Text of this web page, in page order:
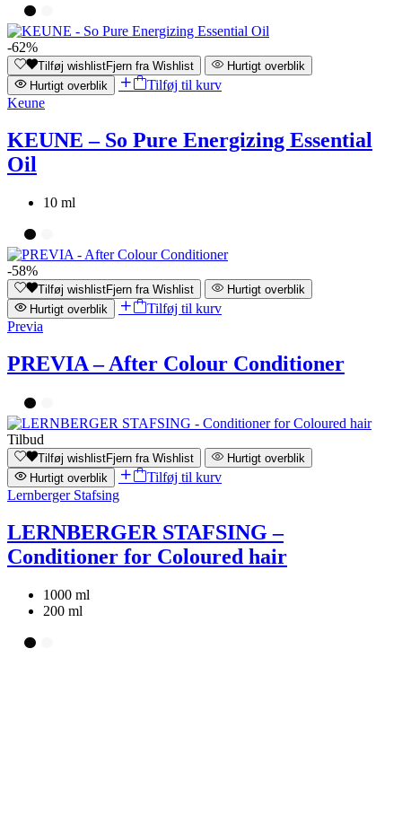
-62%
Tilføj wishlistFjern fra Wishlist
Hurtigt overblik
Hurtigt overblik
Tilføj til kurv
Keune
KEUNE – So Pure Energizing Essential
Oil
10 ml
-58%
Tilføj wishlistFjern fra Wishlist
Hurtigt overblik
Hurtigt overblik
Tilføj til kurv
Previa
PREVIA – After Colour Conditioner
Tilbud
Tilføj wishlistFjern fra Wishlist
Hurtigt overblik
Hurtigt overblik
Tilføj til kurv
Lernberger Stafsing
LERNBERGER STAFSING –
Conditioner for Coloured hair
1000 ml
200 ml